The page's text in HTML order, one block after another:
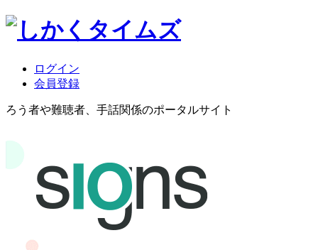
ログイン
会員登録
ろう者や難聴者、手話関係のポータルサイト